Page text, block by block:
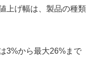
上げ幅は、製品の種類
3%から最大26%まで